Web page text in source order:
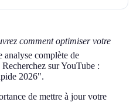
comment optimiser votre
analyse complète de
sur YouTube :
2026".
de mettre à jour votre